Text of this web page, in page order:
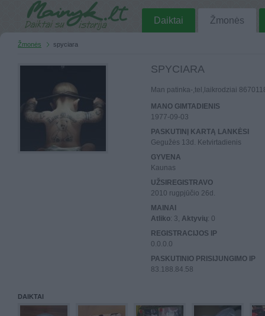
Daiktai Žmonės
Žmonės spyciara
SPYCIARA
Man patinka-,tel,laikrodziai
MANO GIMTADIENIS
1977-09-03
PASKUTINĮ KARTĄ LANKĖSI
Gegužės 13d. Ketvirtadienis
GYVENA
Kaunas
UŽSIREGISTRAVO
2010 rugpjūčio 26d.
MAINAI
Atliko: 3, Aktyvių: 0
REGISTRACIJOS IP
0.0.0.0
PASKUTINIO PRISIJUNGIMO IP
83.188.84.58
DAIKTAI